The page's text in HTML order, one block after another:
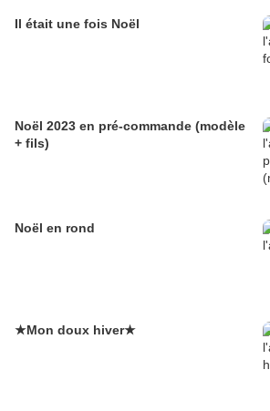
Il était une fois Noël
Noël 2023 en pré-commande (modèle
+ fils)
Noël en rond
★Mon doux hiver★